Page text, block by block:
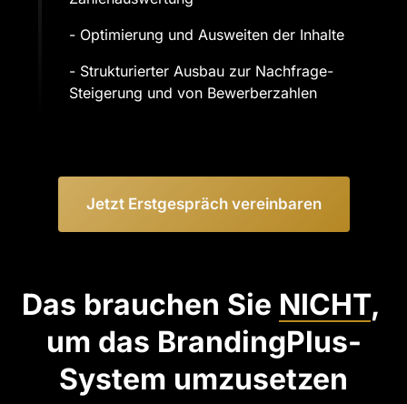
- Optimierung und Ausweiten der Inhalte
- Strukturierter Ausbau zur Nachfrage-
Steigerung und von Bewerberzahlen
Jetzt Erstgespräch vereinbaren
Das brauchen Sie NICHT,
um das BrandingPlus-
System umzusetzen